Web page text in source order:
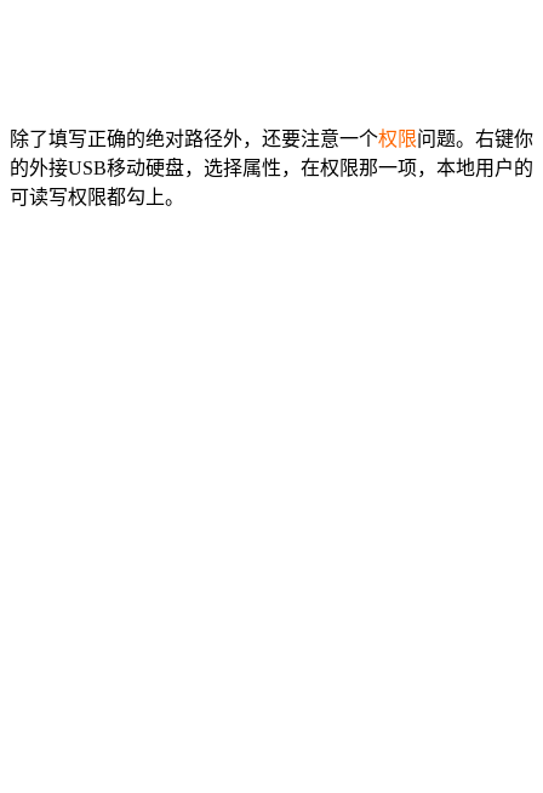
除了填写正确的绝对路径外，还要注意一个权限问题。右键你
的外接USB移动硬盘，选择属性，在权限那一项，本地用户的
可读写权限都勾上。